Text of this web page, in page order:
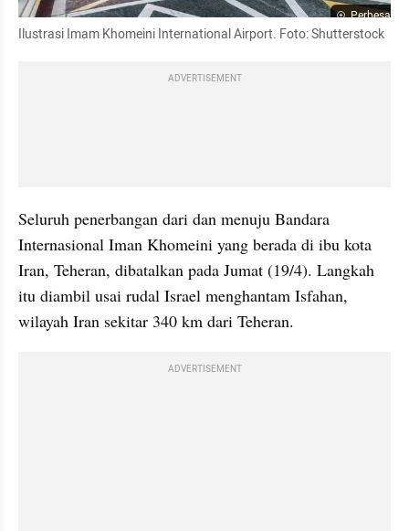
Perbesar
Ilustrasi Imam Khomeini International Airport. Foto: Shutterstock
ADVERTISEMENT
Seluruh penerbangan dari dan menuju Bandara
Internasional Iman Khomeini yang berada di ibu kota
Iran, Teheran, dibatalkan pada Jumat (19/4). Langkah
itu diambil usai rudal Israel menghantam Isfahan,
wilayah Iran sekitar 340 km dari Teheran.
ADVERTISEMENT